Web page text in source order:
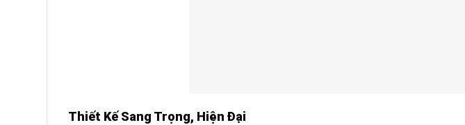
Thiết Kế Sang Trọng, Hiện Đại